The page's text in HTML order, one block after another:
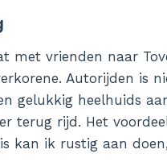
met vrienden naar
Autorijden is
gelukkig heelhuids
terug rijd. Het
kan ik rustig aan